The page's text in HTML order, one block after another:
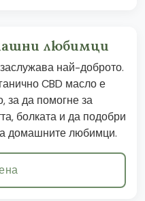
любимци
най-доброто.
CBD масло е
за да помогне за
болката и да подобри
домашните любимци.